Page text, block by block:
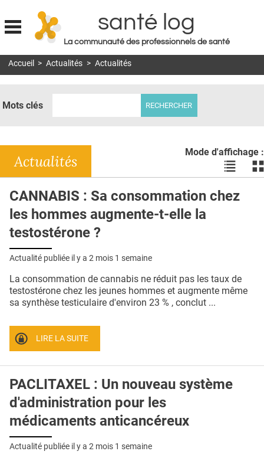
Jump to navigation
santé log
La communauté des professionnels de santé
MON COMPTE
DOSSIERS
RÉSEAUX
E-REVUE SAD
L'APP
PUBLICITÉ
CONTACT
Accueil > Actualités > Actualités
Mots clés
Mode d'affichage :
Voir
les
en
les
Actualités
CANNABIS : Sa consommation chez
les hommes augmente-t-elle la
testostérone ?
Actualité publiée il y a 2 mois 1 semaine
La consommation de cannabis ne réduit pas les taux de
testostérone chez les jeunes hommes et augmente même
sa synthèse testiculaire d'environ 23 % , conclut ...
LIRE LA SUITE
PACLITAXEL : Un nouveau système
d'administration pour les
médicaments anticancéreux
Actualité publiée il y a 2 mois 1 semaine